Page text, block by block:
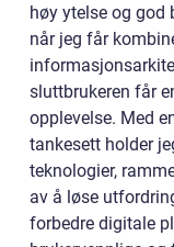
høy ytelse og god
når jeg får
sluttbrukeren får
opplevelse. Med
tankesett holder
teknologier,
av å løse
forbedre digitale